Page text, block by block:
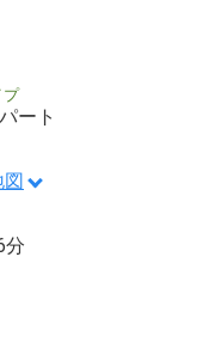
プ
ート
図
分